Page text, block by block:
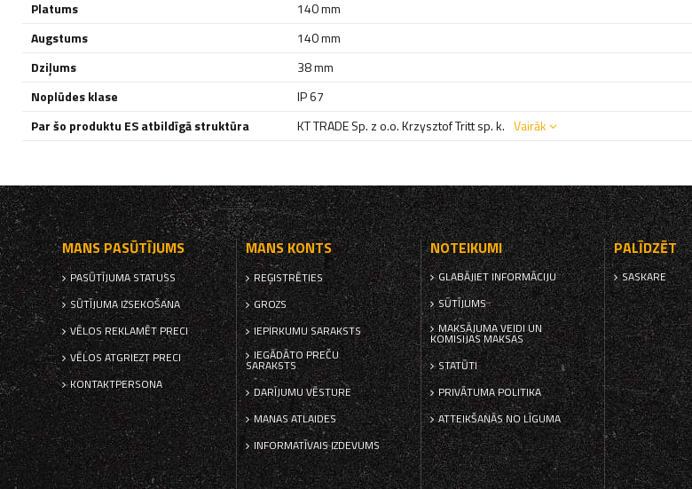
Platums
140 mm
Augstums
140 mm
Dziļums
38 mm
Noplūdes klase
IP 67
Par šo produktu ES atbildīgā struktūra
KT TRADE Sp. z o.o. Krzysztof Tritt sp. k. Vairāk
MANS PASŪTĪJUMS
PASŪTĪJUMA STATUSS
SŪTĪJUMA IZSEKOŠANA
VĒLOS REKLAMĒT PRECI
VĒLOS ATGRIEZT PRECI
KONTAKTPERSONA
MANS KONTS
REĢISTRĒTIES
GROZS
IEPIRKUMU SARAKSTS
IEGĀDĀTO PREČU
SARAKSTS
DARĪJUMU VĒSTURE
MANAS ATLAIDES
INFORMATĪVAIS IZDEVUMS
NOTEIKUMI
GLABĀJIET INFORMĀCIJU
SŪTĪJUMS
MAKSĀJUMA VEIDI UN
KOMISIJAS MAKSAS
STATŪTI
PRIVĀTUMA POLITIKA
ATTEIKŠANĀS NO LĪGUMA
PALĪDZĒT
SASKARE